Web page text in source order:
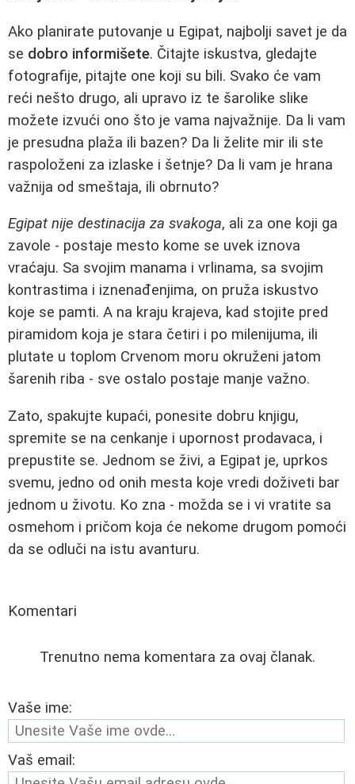
Ako planirate putovanje u Egipat, najbolji savet je da
se dobro informišete. Čitajte iskustva, gledajte
fotografije, pitajte one koji su bili. Svako će vam
reći nešto drugo, ali upravo iz te šarolike slike
možete izvući ono što je vama najvažnije. Da li vam
je presudna plaža ili bazen? Da li želite mir ili ste
raspoloženi za izlaske i šetnje? Da li vam je hrana
važnija od smeštaja, ili obrnuto?
Egipat nije destinacija za svakoga, ali za one koji ga
zavole - postaje mesto kome se uvek iznova
vraćaju. Sa svojim manama i vrlinama, sa svojim
kontrastima i iznenađenjima, on pruža iskustvo
koje se pamti. A na kraju krajeva, kad stojite pred
piramidom koja je stara četiri i po milenijuma, ili
plutate u toplom Crvenom moru okruženi jatom
šarenih riba - sve ostalo postaje manje važno.
Zato, spakujte kupaći, ponesite dobru knjigu,
spremite se na cenkanje i upornost prodavaca, i
prepustite se. Jednom se živi, a Egipat je, uprkos
svemu, jedno od onih mesta koje vredi doživeti bar
jednom u životu. Ko zna - možda se i vi vratite sa
osmehom i pričom koja će nekome drugom pomoći
da se odluči na istu avanturu.
Komentari
Trenutno nema komentara za ovaj članak.
Vaše ime:
Vaš email: